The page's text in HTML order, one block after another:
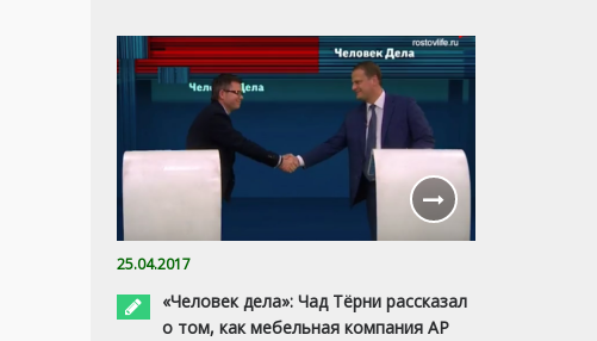
25.04.2017
«Человек дела»: Чад Тёрни рассказал
о том, как мебельная компания AP